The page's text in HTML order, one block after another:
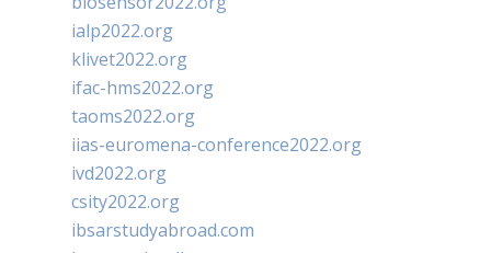
ialp2022.org
klivet2022.org
ifac-hms2022.org
taoms2022.org
iias-euromena-conference2022.org
ivd2022.org
csity2022.org
ibsarstudyabroad.com